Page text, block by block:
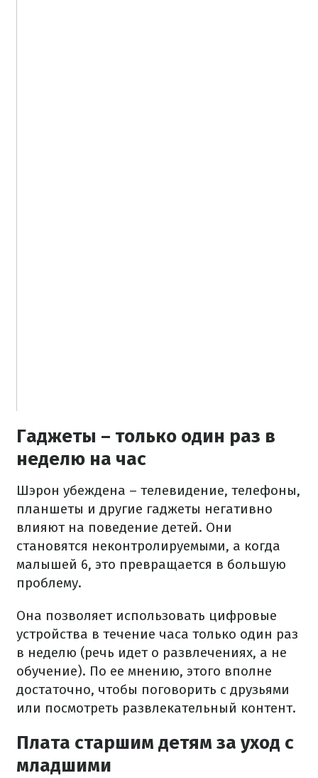
Гаджеты – только один раз в
неделю на час
Шэрон убеждена – телевидение, телефоны,
планшеты и другие гаджеты негативно
влияют на поведение детей. Они
становятся неконтролируемыми, а когда
малышей 6, это превращается в большую
проблему.
Она позволяет использовать цифровые
устройства в течение часа только один раз
в неделю (речь идет о развлечениях, а не
обучение). По ее мнению, этого вполне
достаточно, чтобы поговорить с друзьями
или посмотреть развлекательный контент.
Плата старшим детям за уход с
младшими